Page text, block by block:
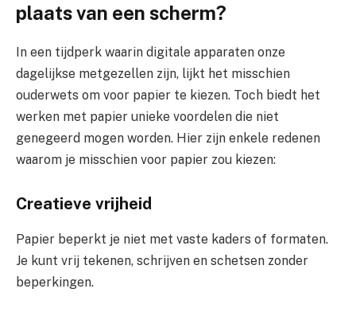
plaats van een scherm?
In een tijdperk waarin digitale apparaten onze
dagelijkse metgezellen zijn, lijkt het misschien
ouderwets om voor papier te kiezen. Toch biedt het
werken met papier unieke voordelen die niet
genegeerd mogen worden. Hier zijn enkele redenen
waarom je misschien voor papier zou kiezen:
Creatieve vrijheid
Papier beperkt je niet met vaste kaders of formaten.
Je kunt vrij tekenen, schrijven en schetsen zonder
beperkingen.